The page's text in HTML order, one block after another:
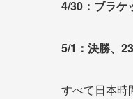
4/30：ブラケ
5/1：決勝、
すべて日本時